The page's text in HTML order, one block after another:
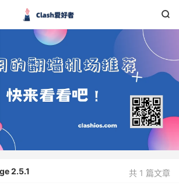

共 1 篇文章
2.5.1